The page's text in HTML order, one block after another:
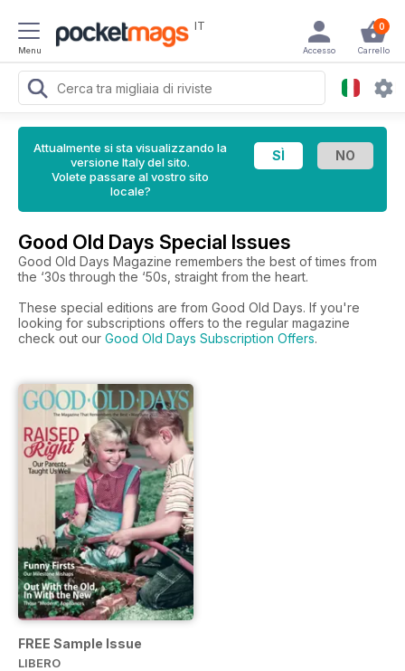
Menu
IT 0
Carrello
Accesso
Attualmente si sta visualizzando la
versione Italy del sito.
Volete passare al vostro sito
locale?
Good Old Days Special Issues
Good Old Days Magazine remembers the best of times from
the ‘30s through the ‘50s, straight from the heart.
These special editions are from Good Old Days. If you're
looking for subscriptions offers to the regular magazine
check out our Good Old Days Subscription Offers.
FREE Sample Issue
LIBERO